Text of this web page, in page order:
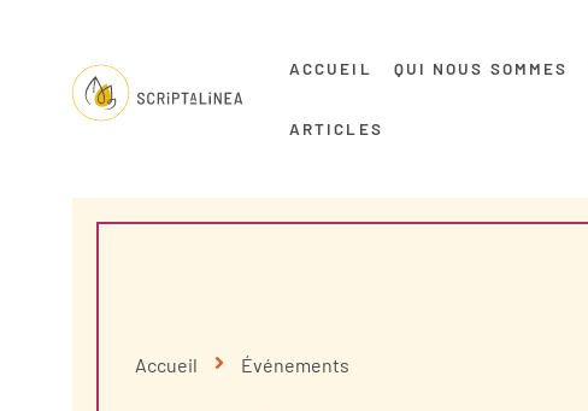
ACCUEIL QUI NOUS SOMMES
ARTICLES
Accueil Événements